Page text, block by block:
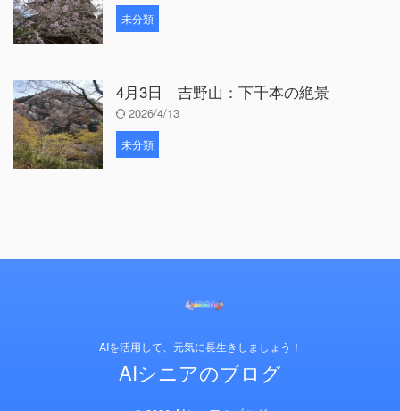
未分類
4月3日 吉野山：下千本の絶景
2026/4/13
未分類
AIを活用して、元気に長生きしましょう！
AIシニアのブログ